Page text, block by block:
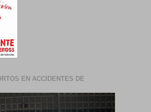
EN ACCIDENTES DE